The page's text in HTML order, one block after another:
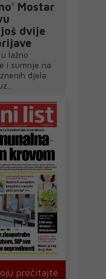
Mostar
dvije
lažno
i sumnje na
djela
pročitajte